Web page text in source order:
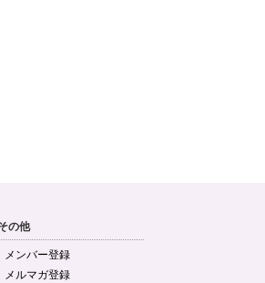
の他
メンバー登録
メルマガ登録